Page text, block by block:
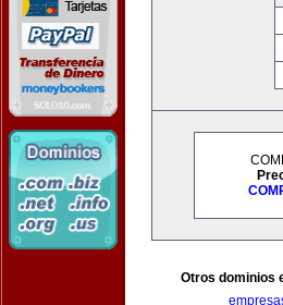
Otros dominios